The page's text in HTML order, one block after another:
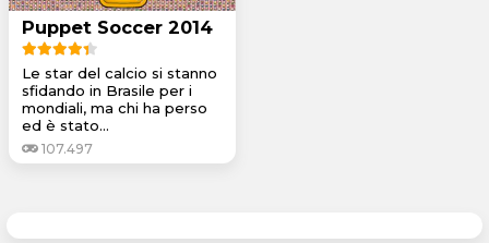
Puppet Soccer 2014
Le star del calcio si stanno
sfidando in Brasile per i
mondiali, ma chi ha perso
ed è stato...
107.497